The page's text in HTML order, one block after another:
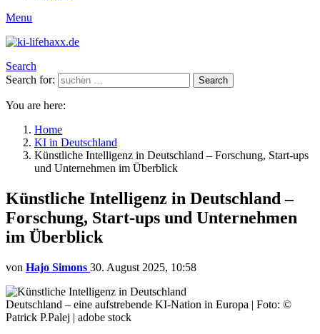
Menu
Search
Search for:
Search
You are here:
Home
KI in Deutschland
Künstliche Intelligenz in Deutschland – Forschung, Start-ups
und Unternehmen im Überblick
Künstliche Intelligenz in Deutschland –
Forschung, Start-ups und Unternehmen
im Überblick
von Hajo Simons 30. August 2025, 10:58
Deutschland – eine aufstrebende KI-Nation in Europa | Foto: ©
Patrick P.Palej | adobe stock